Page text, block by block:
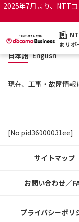
2025年7月より、NTT
まサポ
NTTドコモビジ
サポートトッ
サービス名
日本語 English
現在、工事・故障情報
[No.pid36000031ee]
サイトマップ
お問い合わせ／
プライバシーポリ